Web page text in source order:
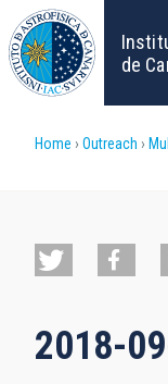
Skip
to
main
content
de
Home Outreach
2018-